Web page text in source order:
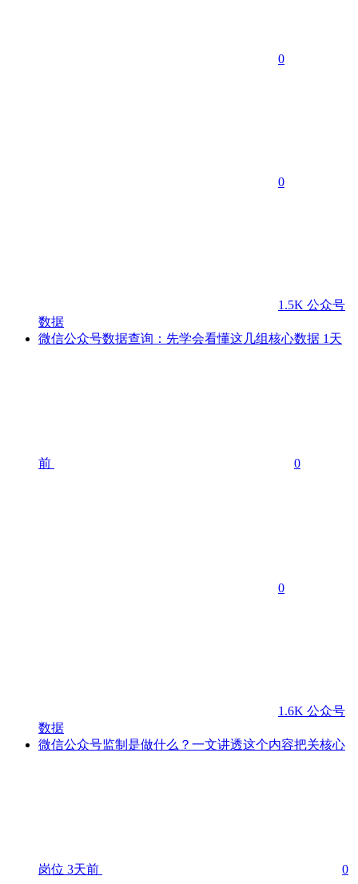
0
0
1.5K 公众号
数据
微信公众号数据查询：先学会看懂这几组核心数据 1天
前 0
0
1.6K 公众号
数据
微信公众号监制是做什么？一文讲透这个内容把关核心
岗位 3天前 0